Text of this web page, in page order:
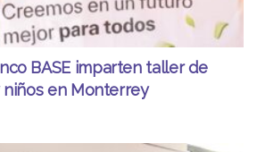
BASE imparten taller de
niños en Monterrey